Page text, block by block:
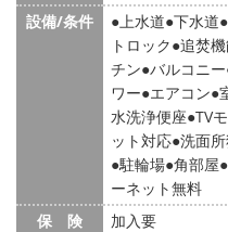
設備/条件
上水道 下水道
トロック 追焚
チン バルコニー
ワー エアコン
水洗浄便座 TV
ット対応 洗面
駐輪場 角部屋
ーネット無料
保 険
加入要